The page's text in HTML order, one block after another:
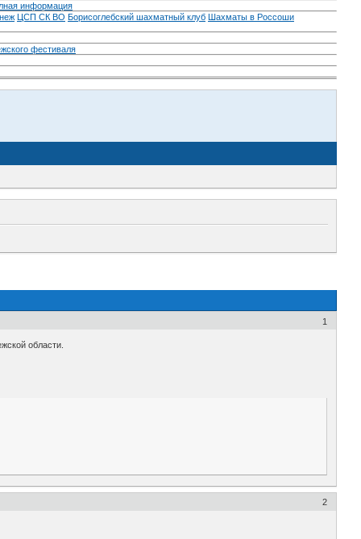
информация
ЦСП СК ВО Борисоглебский шахматный клуб Шахматы в Россоши
фестиваля
1
области.
2